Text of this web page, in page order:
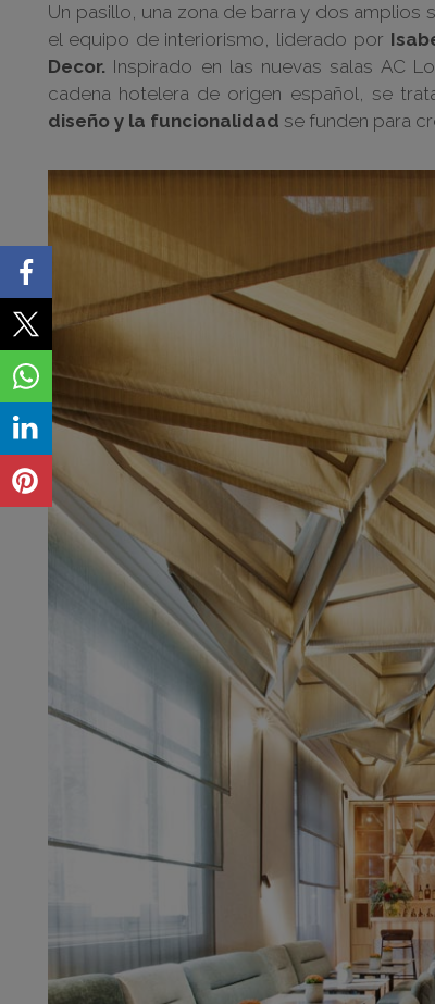
Un pasillo, una zona de barra y dos amplios
el equipo de interiorismo, liderado por
Decor. Inspirado en las nuevas salas AC
cadena hotelera de origen español, se
diseño y la funcionalidad se funden para